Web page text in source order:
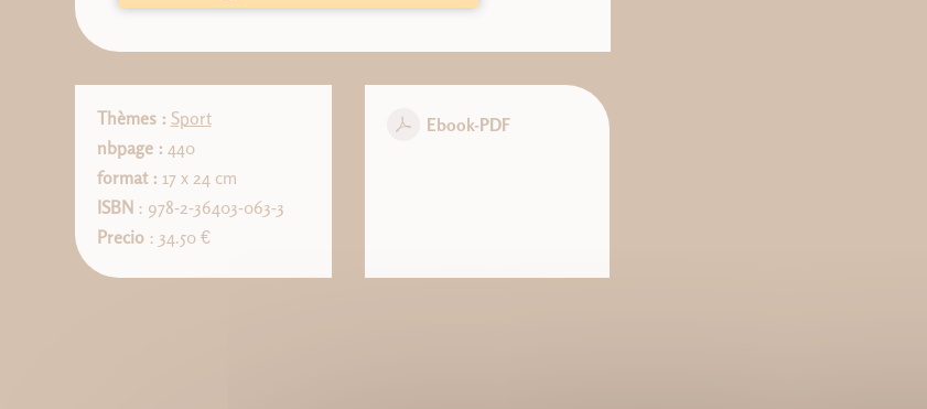
Thèmes : Sport
nbpage : 440
format : 17 x 24 cm
ISBN : 978-2-36403-063-3
Precio: 34.50 €
Ebook-PDF